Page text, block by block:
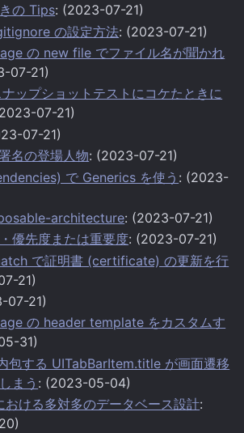
の Tips: (2023-07-21)
の設定方法: (2023-07-21)
の new file でファイル名が聞かれ
07-21)
ップショットテストにコケたときに
07-21)
07-21)
名の登場人物: (2023-07-21)
で Generics を使う : (2023-
architecture: (2023-07-21)
優先度または重要度: (2023-07-21)
で証明書 (certificate) の更新を行
21)
07-21)
の header template をカスタムす
31)
包する UITabBarItem.title が画面遷移
まう : (2023-05-04)
ける多対多のデータベース設計: